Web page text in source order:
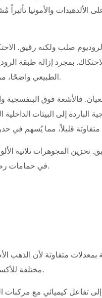
الألدهيدات والأمونيا
الروديوم صلب ولكنه رقيق.
بمجرد إزالة طبقة
الطبيعي واضحًا، مما يُفقد الذهب ثلاثي الألوان تباينه الواضح الذي يجعله مميزًا بصريًا.
فالأشعة فوق
الباردة إلى البيئات
تخزين المجوهرات ثلاثية
في حمامات رطبة، يقلل بشكل كبير من الفترة الزمنية قبل ظهور بهتان ملحوظ.
مختلفة للأكسدة والتآكل. المناطق الأكثر احتكاكًا هي التي تتلاشى بشكل أسرع.